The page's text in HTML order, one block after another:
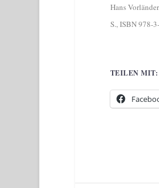
Hans
S., ISBN 978-
TEILEN MIT: